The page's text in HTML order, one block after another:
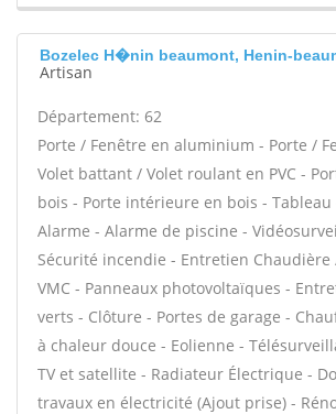
Bozelec H�nin beaumont, Henin-
Artisan
Département: 62
Porte / Fenêtre en aluminium - Porte /
Volet battant / Volet roulant en PVC -
bois - Porte intérieure en bois -
Alarme - Alarme de piscine -
Sécurité incendie - Entretien Chaudière
VMC - Panneaux photovoltaïques -
verts - Clôture - Portes de garage -
à chaleur douce - Eolienne -
TV et satellite - Radiateur Électrique -
travaux en électricité (Ajout prise) -